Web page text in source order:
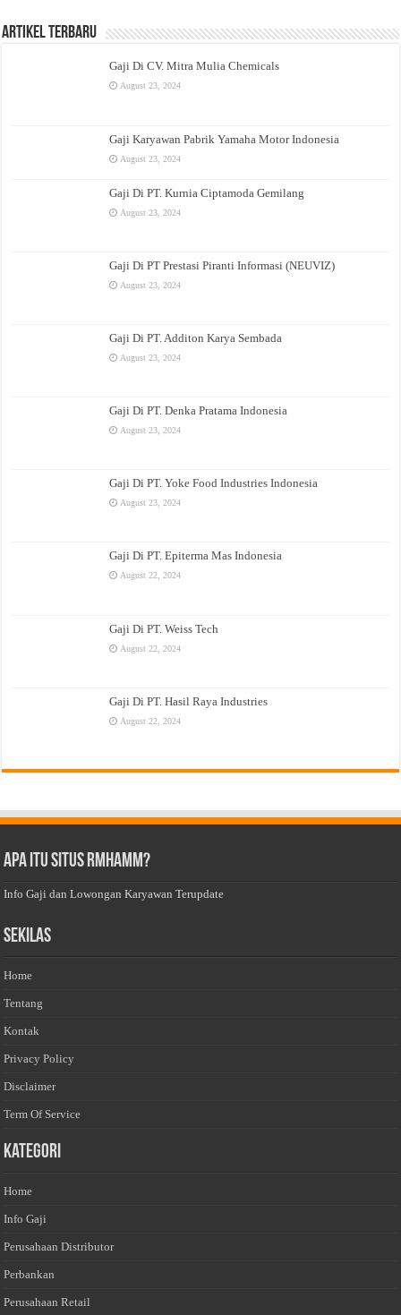
Artikel Terbaru
Gaji Di CV. Mitra Mulia Chemicals
August 23, 2024
Gaji Karyawan Pabrik Yamaha Motor Indonesia
August 23, 2024
Gaji Di PT. Kurnia Ciptamoda Gemilang
August 23, 2024
Gaji Di PT Prestasi Piranti Informasi (NEUVIZ)
August 23, 2024
Gaji Di PT. Additon Karya Sembada
August 23, 2024
Gaji Di PT. Denka Pratama Indonesia
August 23, 2024
Gaji Di PT. Yoke Food Industries Indonesia
August 23, 2024
Gaji Di PT. Epiterma Mas Indonesia
August 22, 2024
Gaji Di PT. Weiss Tech
August 22, 2024
Gaji Di PT. Hasil Raya Industries
August 22, 2024
Apa Itu Situs Rmhamm?
Info Gaji dan Lowongan Karyawan Terupdate
Sekilas
Home
Tentang
Kontak
Privacy Policy
Disclaimer
Term Of Service
Kategori
Home
Info Gaji
Perusahaan Distributor
Perbankan
Perusahaan Retail